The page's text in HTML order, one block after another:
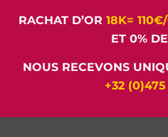
RACHAT D’OR 18K=
ET 0%
NOUS RECEVONS
+32